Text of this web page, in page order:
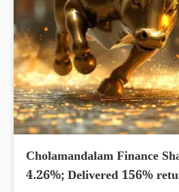
Cholamandalam Finance
4.26%; Delivered 156%